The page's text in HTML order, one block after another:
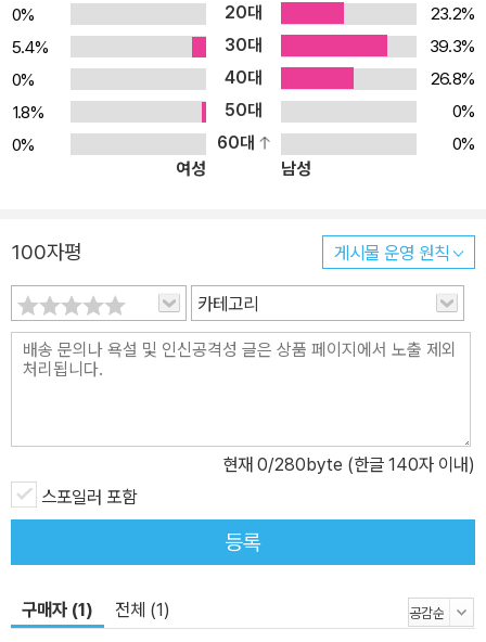
0%
20대
23.2%
5.4%
30대
39.3%
0%
40대
26.8%
1.8%
50대
0%
0%
60대
0%
여성
남성
100자평 게시물 운영 원칙
카테고리
현재 0/280byte (한글 140자 이내)
스포일러 포함
등록
구매자 (1) 전체 (1)